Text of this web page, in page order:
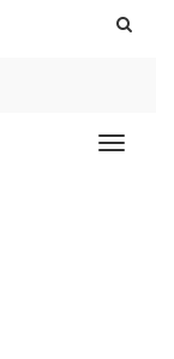
Toggle